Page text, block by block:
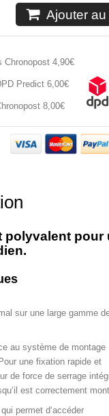
Ajouter
Chronopost 4,90€
Predict 6,00€
8,00€
polyvalent pour
sur une large gamme
au système de montage
une fixation rapide et
de force de serrage
est correctement
permet d‘accéder